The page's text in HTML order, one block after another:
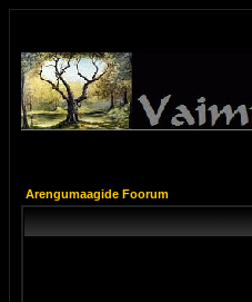
Arengumaagide Foorum